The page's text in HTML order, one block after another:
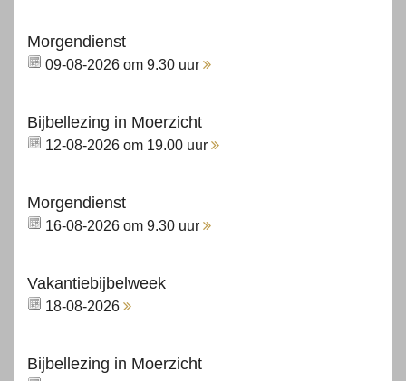
Morgendienst
09-08-2026 om 9.30 uur
Bijbellezing in Moerzicht
12-08-2026 om 19.00 uur
Morgendienst
16-08-2026 om 9.30 uur
Vakantiebijbelweek
18-08-2026
Bijbellezing in Moerzicht